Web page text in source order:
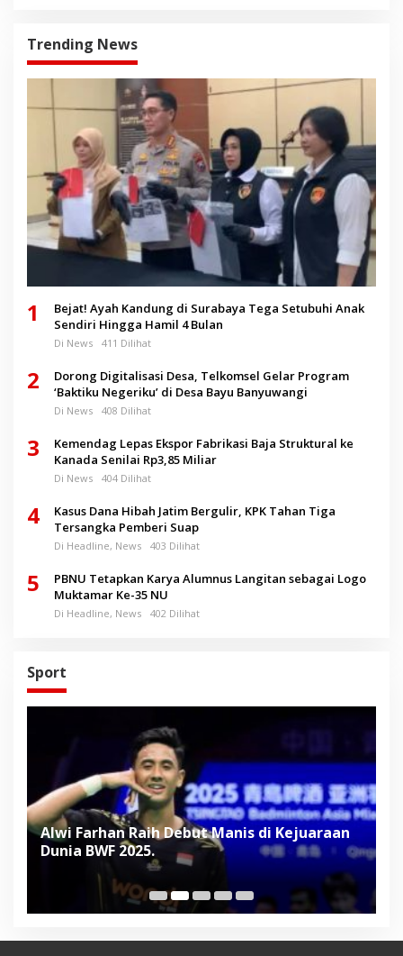
Trending News
1
Bejat! Ayah Kandung di Surabaya Tega Setubuhi Anak
Sendiri Hingga Hamil 4 Bulan
Di News 411 Dilihat
2
Dorong Digitalisasi Desa, Telkomsel Gelar Program
‘Baktiku Negeriku’ di Desa Bayu Banyuwangi
Di News 408 Dilihat
3
Kemendag Lepas Ekspor Fabrikasi Baja Struktural ke
Kanada Senilai Rp3,85 Miliar
Di News 404 Dilihat
4
Kasus Dana Hibah Jatim Bergulir, KPK Tahan Tiga
Tersangka Pemberi Suap
Di Headline, News 403 Dilihat
5
PBNU Tetapkan Karya Alumnus Langitan sebagai Logo
Muktamar Ke-35 NU
Di Headline, News 402 Dilihat
Sport
Alwi Farhan Raih Debut Manis di Kejuaraan
Dunia BWF 2025.